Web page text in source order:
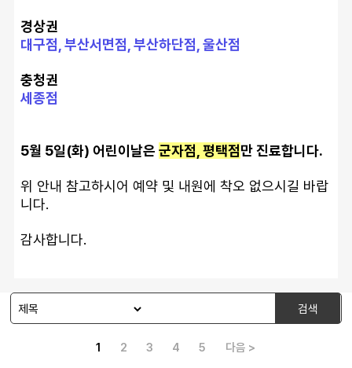
경상권
대구점, 부산서면점, 부산하단점, 울산점
충청권
세종점
5월 5일(화) 어린이날은 군자점, 평택점만 진료합니다.
위 안내 참고하시어 예약 및 내원에 착오 없으시길 바랍
니다.
감사합니다.
검색
1 2 3 4 5 다음 >